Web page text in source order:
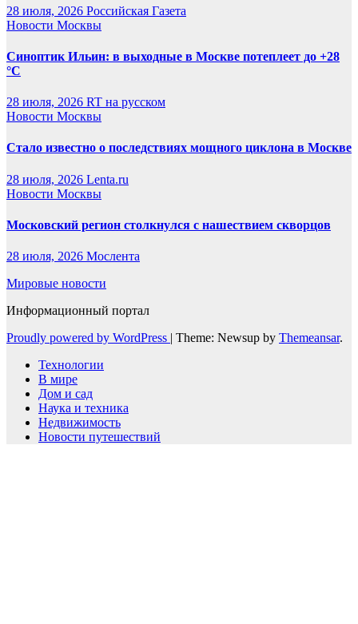
28 июля, 2026 Российская Газета
Новости Москвы
Синоптик Ильин: в выходные в Москве потеплеет до +28
°C
28 июля, 2026 RT на русском
Новости Москвы
Стало известно о последствиях мощного циклона в Москве
28 июля, 2026 Lenta.ru
Новости Москвы
Московский регион столкнулся с нашествием скворцов
28 июля, 2026 Мослента
Мировые новости
Информационный портал
Proudly powered by WordPress | Theme: Newsup by Themeansar.
Технологии
В мире
Дом и сад
Наука и техника
Недвижимость
Новости путешествий